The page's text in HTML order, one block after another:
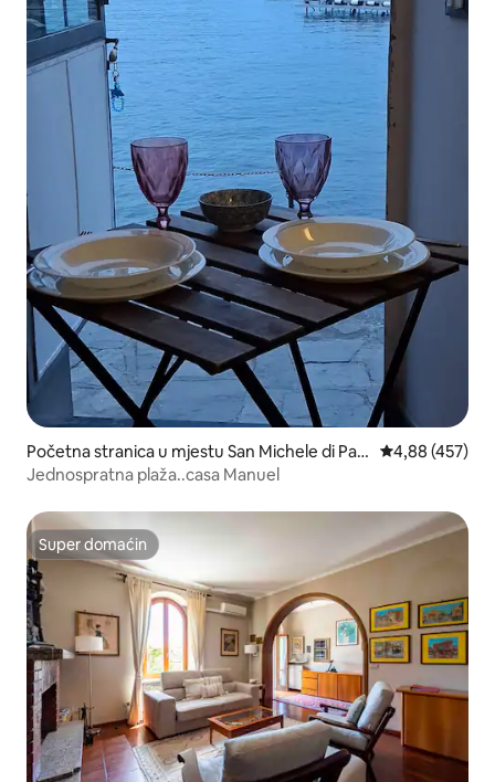
Početna stranica u mjestu San Michele di Pag
ana, Rapallo
prosječna
4,88 (457)
Jednospratna plaža..casa Manuel
Super domaćin
Super domaćin